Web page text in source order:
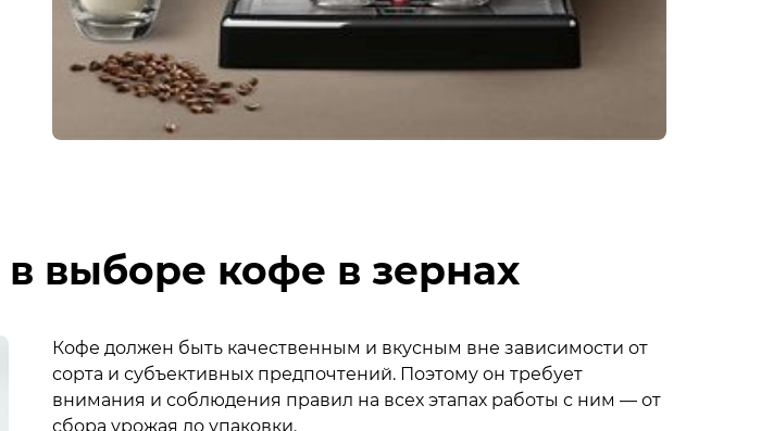
в выборе кофе в зернах
Кофе должен быть качественным и вкусным вне зависимости от
сорта и субъективных предпочтений. Поэтому он требует
внимания и соблюдения правил на всех этапах работы с ним — от
сбора урожая до упаковки.